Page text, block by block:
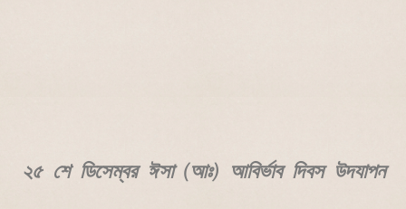
২৫ শে ডিসেম্বর ঈসা (আঃ) আবির্ভাব দিবস উদযাপন